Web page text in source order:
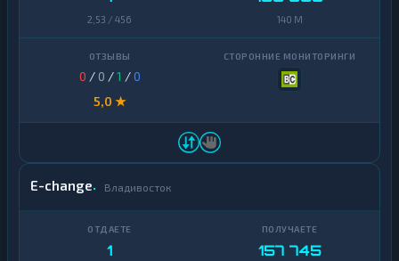
2,53 / 456 140 M
0 / 0 /1 /0
5,0 ★
E-change Владивосток
1 157 745